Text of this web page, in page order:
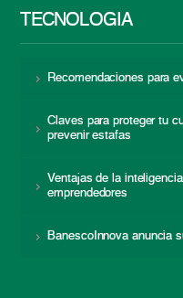
TECNOLOGÍA
Recomendaciones para
Claves para proteger tu
prevenir estafas
Ventajas de la
emprendedores
BanescoInnova anuncia